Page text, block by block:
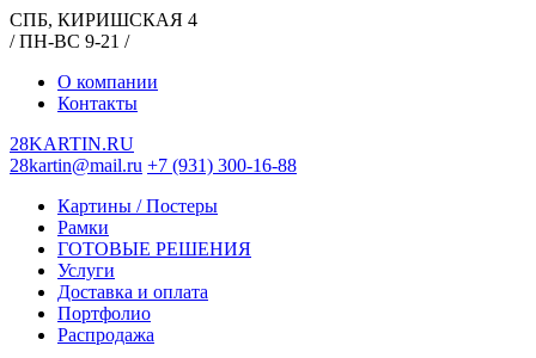
СПБ, КИРИШСКАЯ 4
/ ПН-ВС 9-21 /
О компании
Контакты
28KARTIN.RU
28kartin@mail.ru +7 (931) 300-16-88
Картины / Постеры
Рамки
ГОТОВЫЕ РЕШЕНИЯ
Услуги
Доставка и оплата
Портфолио
Распродажа